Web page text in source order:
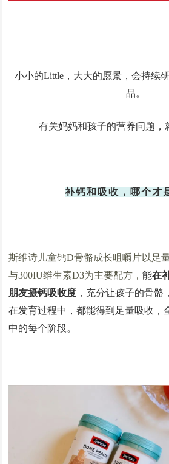
小小的Little，大大的愿景，会持续
品。
有关妈妈和孩子的营养问题，
补钙和吸收，哪个才
斯维诗儿童钙D骨骼成长咀嚼片以足
与300IU维生素D3为主要配方 ，能在
朋友摄钙吸收度 ，充分让孩子的骨
在发育过程中，都能得到足量吸收，
中的每个阶段。